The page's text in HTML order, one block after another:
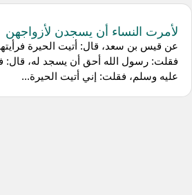
لأمرت النساء أن يسجدن لأزواجهن
عن قيس بن سعد، قال: أتيت الحيرة
فقلت: رسول الله أحق أن يسجد له، قال:
عليه وسلم، فقلت: إني أتيت الحيرة...